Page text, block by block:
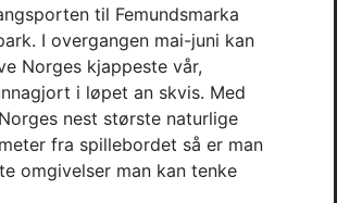
til Femundsmarka
I overgangen mai-juni kan
Norges kjappeste vår,
i løpet an skvis. Med
nest største naturlige
fra spillebordet så er man
omgivelser man kan tenke